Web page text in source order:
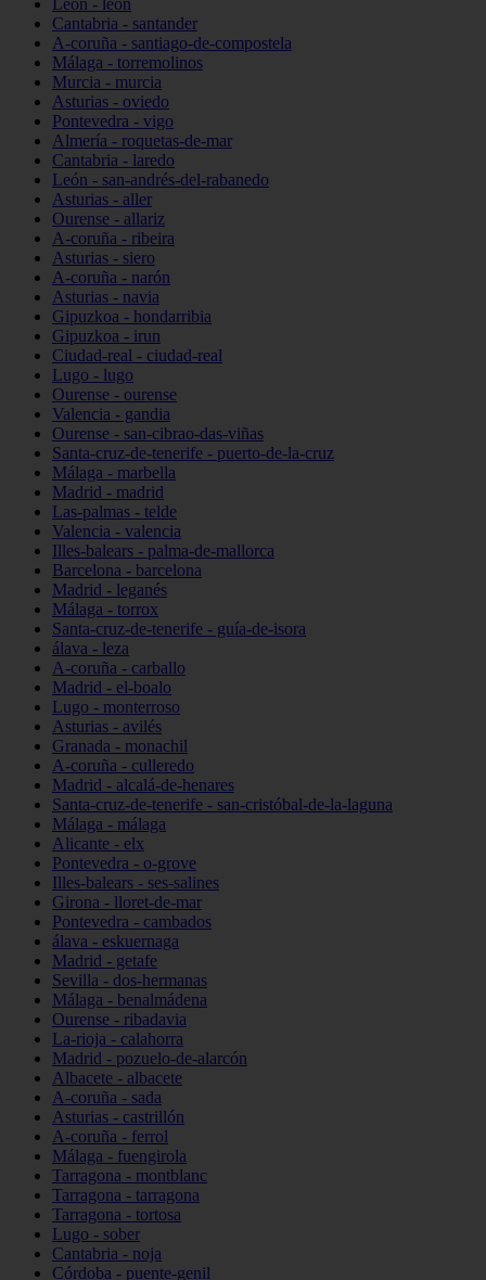
León - león
Cantabria - santander
A-coruña - santiago-de-compostela
Málaga - torremolinos
Murcia - murcia
Asturias - oviedo
Pontevedra - vigo
Almería - roquetas-de-mar
Cantabria - laredo
León - san-andrés-del-rabanedo
Asturias - aller
Ourense - allariz
A-coruña - ribeira
Asturias - siero
A-coruña - narón
Asturias - navia
Gipuzkoa - hondarribia
Gipuzkoa - irun
Ciudad-real - ciudad-real
Lugo - lugo
Ourense - ourense
Valencia - gandia
Ourense - san-cibrao-das-viñas
Santa-cruz-de-tenerife - puerto-de-la-cruz
Málaga - marbella
Madrid - madrid
Las-palmas - telde
Valencia - valencia
Illes-balears - palma-de-mallorca
Barcelona - barcelona
Madrid - leganés
Málaga - torrox
Santa-cruz-de-tenerife - guía-de-isora
álava - leza
A-coruña - carballo
Madrid - el-boalo
Lugo - monterroso
Asturias - avilés
Granada - monachil
A-coruña - culleredo
Madrid - alcalá-de-henares
Santa-cruz-de-tenerife - san-cristóbal-de-la-laguna
Málaga - málaga
Alicante - elx
Pontevedra - o-grove
Illes-balears - ses-salines
Girona - lloret-de-mar
Pontevedra - cambados
álava - eskuernaga
Madrid - getafe
Sevilla - dos-hermanas
Málaga - benalmádena
Ourense - ribadavia
La-rioja - calahorra
Madrid - pozuelo-de-alarcón
Albacete - albacete
A-coruña - sada
Asturias - castrillón
A-coruña - ferrol
Málaga - fuengirola
Tarragona - montblanc
Tarragona - tarragona
Tarragona - tortosa
Lugo - sober
Cantabria - noja
Córdoba - puente-genil